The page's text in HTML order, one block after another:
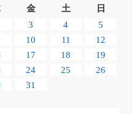
金 土
日
3 4
5
10 11
12
17 18
19
24 25
26
31